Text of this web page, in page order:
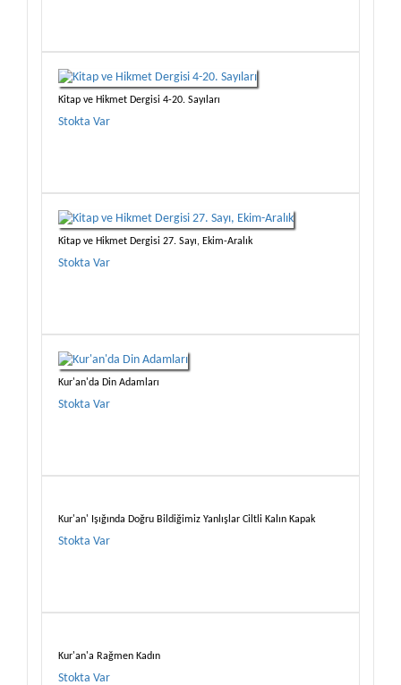
Kitap ve Hikmet Dergisi 4-20. Sayıları
Stokta Var
Kitap ve Hikmet Dergisi 27. Sayı, Ekim-Aralık
Stokta Var
Kur'an'da Din Adamları
Stokta Var
Kur'an' Işığında Doğru Bildiğimiz Yanlışlar Ciltli Kalın Kapak
Kur'an'a Rağmen Kadın